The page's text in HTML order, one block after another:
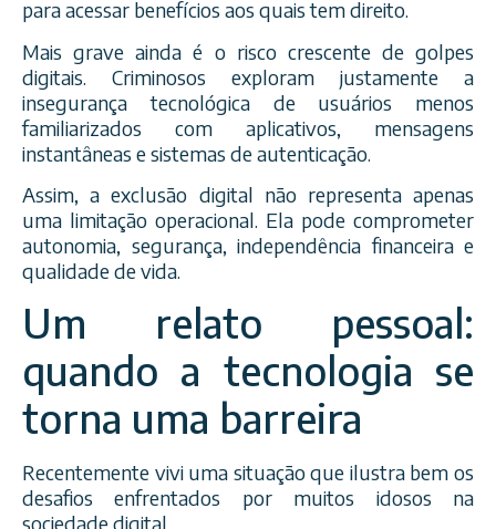
para acessar benefícios aos quais tem direito.
Mais grave ainda é o risco crescente de golpes
digitais. Criminosos exploram justamente a
insegurança tecnológica de usuários menos
familiarizados com aplicativos, mensagens
instantâneas e sistemas de autenticação.
Assim, a exclusão digital não representa apenas
uma limitação operacional. Ela pode comprometer
autonomia, segurança, independência financeira e
qualidade de vida.
Um relato pessoal:
quando a tecnologia se
torna uma barreira
Recentemente vivi uma situação que ilustra bem os
desafios enfrentados por muitos idosos na
sociedade digital.